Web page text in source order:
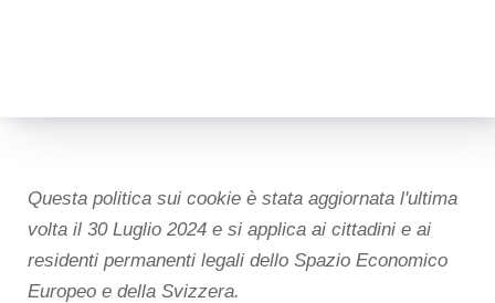
Questa politica sui cookie è stata aggiornata l'ultima
volta il 30 Luglio 2024 e si applica ai cittadini e ai
residenti permanenti legali dello Spazio Economico
Europeo e della Svizzera.